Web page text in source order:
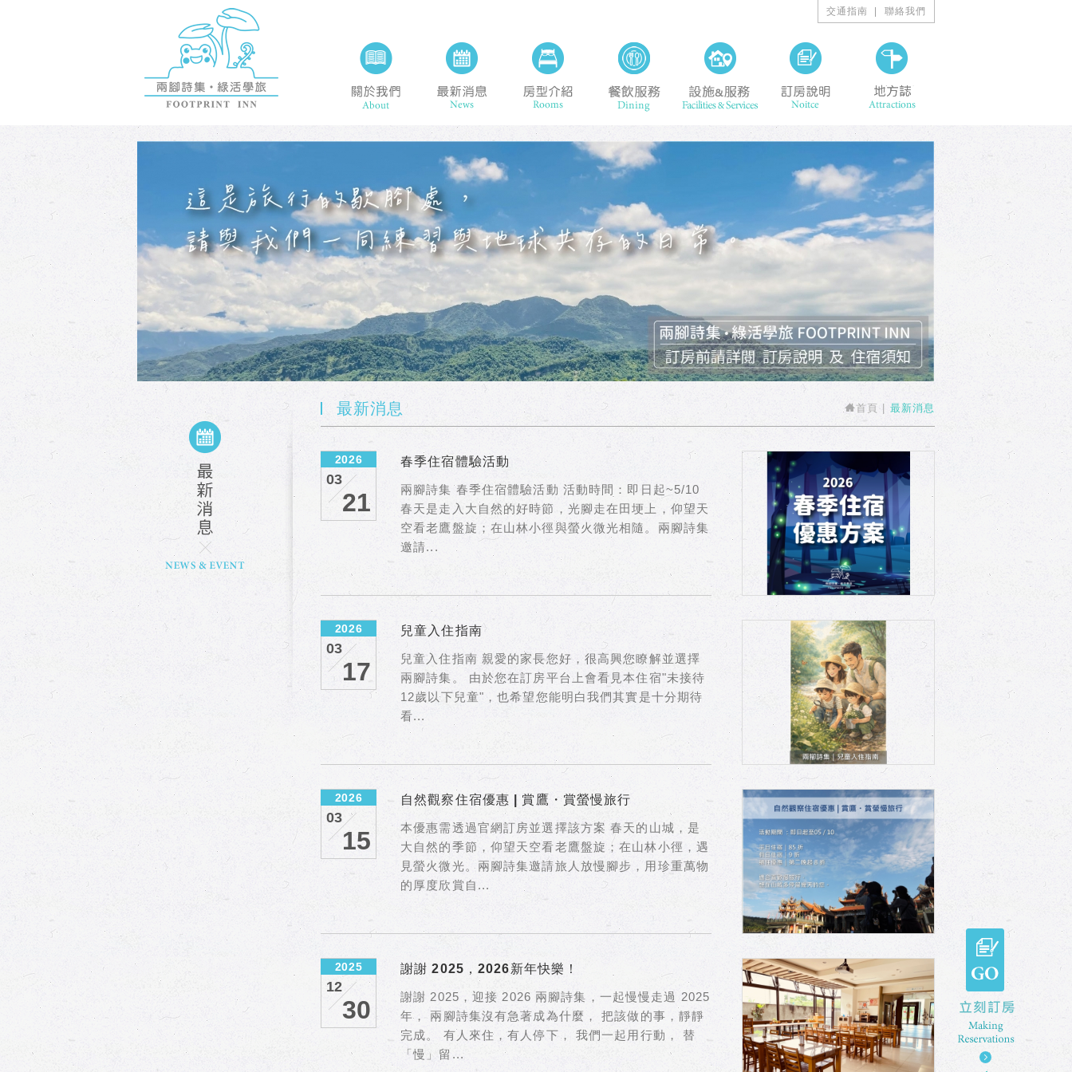
交通指南 聯絡我們
關於我們 About 最新消息 News 房型介紹 Rooms餐飲服務 Dining 設施&服務 Facilities & Services
訂房說明 Noitce
首頁 最新消息
最新消息
2026
03
21
春季住宿體驗活動
兩腳詩集 春季住宿體驗活動 活動時間：即日起~5/10
春天是走入大自然的好時節，光腳走在田埂上，仰望天
空看老鷹盤旋；在山林小徑與螢火微光相隨。兩腳詩集
邀請...
2026
03
17
兒童入住指南
兒童入住指南 親愛的家長您好，很高興您瞭解並選擇
兩腳詩集。 由於您在訂房平台上會看見本住宿"未接待
12歲以下兒童"，也希望您能明白我們其實是十分期待
看...
2026
03
15
自然觀察住宿優惠 | 賞鷹・賞螢慢旅行
本優惠需透過官網訂房並選擇該方案 春天的山城，是
大自然的季節，仰望天空看老鷹盤旋；在山林小徑，遇
見螢火微光。兩腳詩集邀請旅人放慢腳步，用珍重萬物
的厚度欣賞自...
2025
12
30
謝謝 2025，2026新年快樂！
謝謝 2025，迎接 2026 兩腳詩集，一起慢慢走過 2025
年， 兩腳詩集沒有急著成為什麼， 把該做的事，靜靜
完成。 有人來住，有人停下， 我們一起用行動， 替
「慢」留...
GO 立